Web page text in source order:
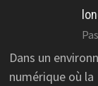
Dans un
numérique où la